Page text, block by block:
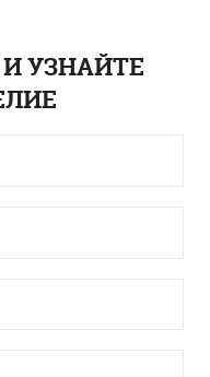
УЗНАЙТЕ